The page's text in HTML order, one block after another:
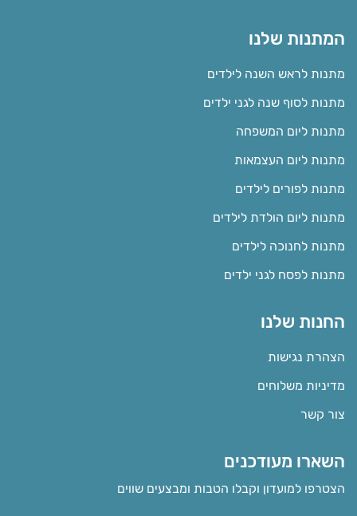
המתנות שלנו
מתנות לראש השנה לילדים
מתנות לסוף שנה לגני ילדים
מתנות ליום המשפחה
מתנות ליום העצמאות
מתנות לפורים לילדים
מתנות ליום הולדת לילדים
מתנות לחנוכה לילדים
מתנות לפסח לגני ילדים
החנות שלנו
הצהרת נגישות
מדיניות משלוחים
צור קשר
השארו מעודכנים
הצטרפו למועדון וקבלו הטבות ומבצעים שווים